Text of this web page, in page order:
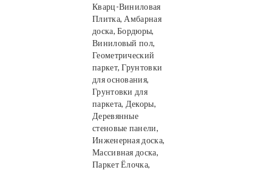
Кварц-Виниловая
Плитка, Амбарная
доска, Бордюры,
Виниловый пол,
Геометрический
паркет, Грунтовки
для основания,
Грунтовки для
паркета, Декоры,
Деревянные
стеновые панели,
Инженерная доска,
Массивная доска,
Паркет Ёлочка,